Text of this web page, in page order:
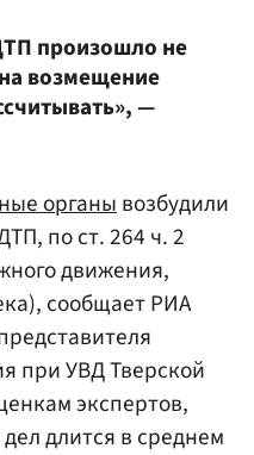
произошло не
возмещение
—
органы возбудили
по ст. 264 ч. 2
движения,
сообщает РИА
при УВД Тверской
экспертов,
длится в среднем